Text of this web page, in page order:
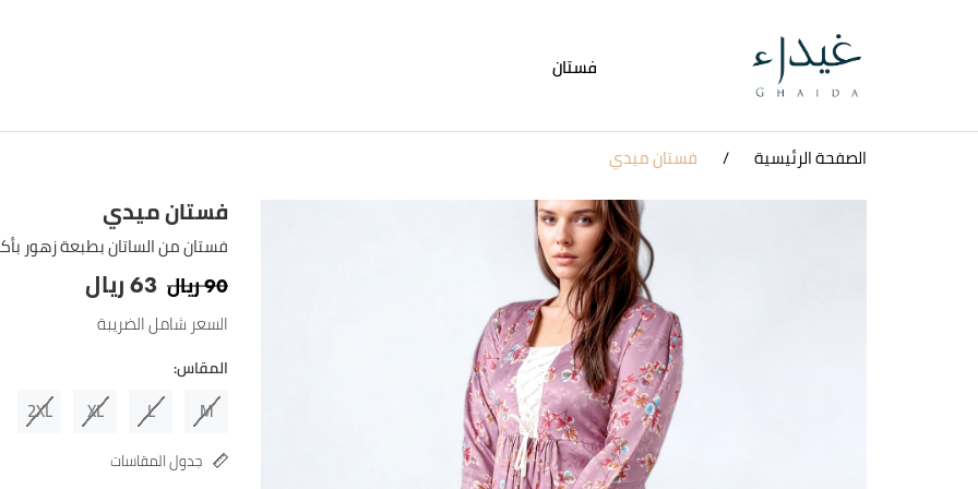
فستان
الصفحة الرئيسية فستان ميدي
فستان ميدي
فستان من الساتان بطبعة زهور
ريال90 ريال 63
السعر شامل الضريبة
المقاس:
M
L
XL
2XL
جدول المقاسات